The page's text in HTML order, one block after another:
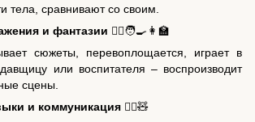
тела, сравнивают со своим.
и фантазии 👩‍⚕️🧑‍🍳👩‍🏫
сюжеты, перевоплощается, играет в
или воспитателя – воспроизводит
сцены.
и коммуникация 🤹‍♀️🧸